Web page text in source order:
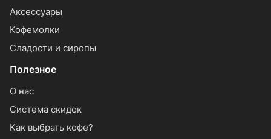
Аксессуары
Кофемолки
Сладости и сиропы
Полезное
О нас
Система скидок
Как выбрать кофе?